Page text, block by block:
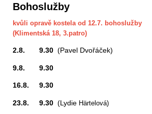
Bohoslužby
kvůli opravě kostela od 12.7. bohoslužby
(Klimentská 18, 3.patro)
2.8. 9.30 (Pavel Dvořáček)
9.8. 9.30
16.8. 9.30
23.8. 9.30 (Lydie Härtelová)